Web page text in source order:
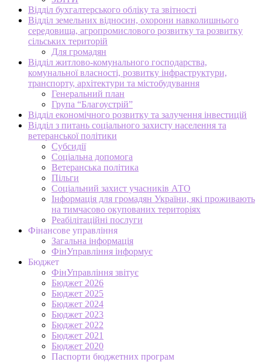
Відділ бухгалтерського обліку та звітності
Відділ земельних відносин, охорони навколишнього
середовища, агропромислового розвитку та розвитку
сільських територій
Для громадян
Відділ житлово-комунального господарства,
комунальної власності, розвитку інфраструктури,
транспорту, архітектури та містобудування
Генеральний план
Група “Благоустрій”
Відділ економічного розвитку та залучення інвестицій
Відділ з питань соціального захисту населення та
ветеранської політики
Субсидії
Соціальна допомога
Ветеранська політика
Пільги
Соціальний захист учасників АТО
Інформація для громадян України, які проживають
на тимчасово окупованих територіях
Реабілітаційні послуги
Фінансове управління
Загальна інформація
ФінУправління інформує
Бюджет
ФінУправління звітує
Бюджет 2026
Бюджет 2025
Бюджет 2024
Бюджет 2023
Бюджет 2022
Бюджет 2021
Бюджет 2020
Паспорти бюджетних програм